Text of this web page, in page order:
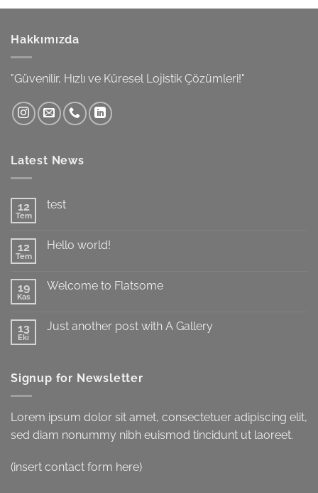
Hakkımızda
"Güvenilir, Hızlı ve Küresel Lojistik Çözümleri!"
Latest News
12
Tem
test
12
Tem
Hello world!
world!
19
Kas
Welcome to Flatsome
to
13
Eki
Just another post with A Gallery
post
with
Signup for Newsletter
Lorem ipsum dolor sit amet, consectetuer adipiscing elit,
sed diam nonummy nibh euismod tincidunt ut laoreet.
(insert contact form here)